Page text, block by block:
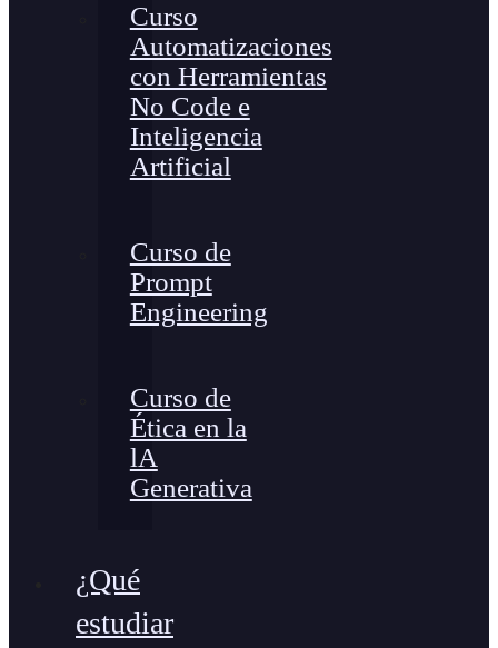
Curso
Automatizaciones
con Herramientas
No Code e
Inteligencia
Artificial
Curso de
Prompt
Engineering
Curso de
Ética en la
lA
Generativa
¿Qué
estudiar